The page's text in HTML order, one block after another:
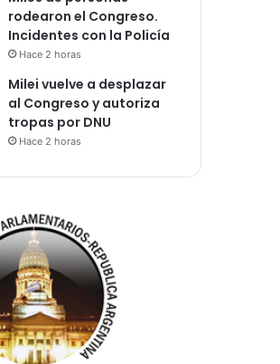
rodearon el Congreso.
Incidentes con la Policía
Hace 2 horas
Milei vuelve a desplazar
al Congreso y autoriza
tropas por DNU
Hace 2 horas